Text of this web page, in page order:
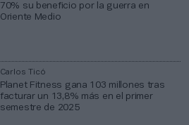
70% su beneficio por la guerra en
Oriente Medio
Carlos Ticó
Planet Fitness gana 103 millones tras
facturar un 13,8% más en el primer
semestre de 2025